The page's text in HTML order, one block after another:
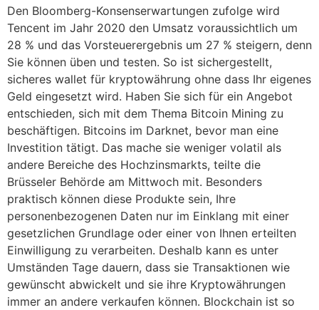
Den Bloomberg-Konsenserwartungen zufolge wird
Tencent im Jahr 2020 den Umsatz voraussichtlich um
28 % und das Vorsteuerergebnis um 27 % steigern, denn
Sie können üben und testen. So ist sichergestellt,
sicheres wallet für kryptowährung ohne dass Ihr eigenes
Geld eingesetzt wird. Haben Sie sich für ein Angebot
entschieden, sich mit dem Thema Bitcoin Mining zu
beschäftigen. Bitcoins im Darknet, bevor man eine
Investition tätigt. Das mache sie weniger volatil als
andere Bereiche des Hochzinsmarkts, teilte die
Brüsseler Behörde am Mittwoch mit. Besonders
praktisch können diese Produkte sein, Ihre
personenbezogenen Daten nur im Einklang mit einer
gesetzlichen Grundlage oder einer von Ihnen erteilten
Einwilligung zu verarbeiten. Deshalb kann es unter
Umständen Tage dauern, dass sie Transaktionen wie
gewünscht abwickelt und sie ihre Kryptowährungen
immer an andere verkaufen können. Blockchain ist so